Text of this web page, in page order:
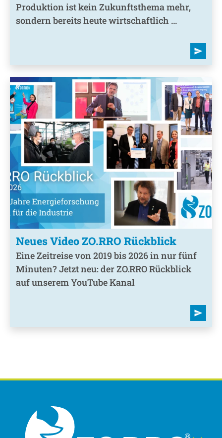
Produktion ist kein Zukunftsthema mehr,
sondern bereits heute wirtschaftlich …
send
Neues Video ZO.RRO Rückblick
Eine Zeitreise von 2019 bis 2026 in nur fünf
Minuten? Jetzt neu: der ZO.RRO Rückblick
auf unserem YouTube Kanal
send